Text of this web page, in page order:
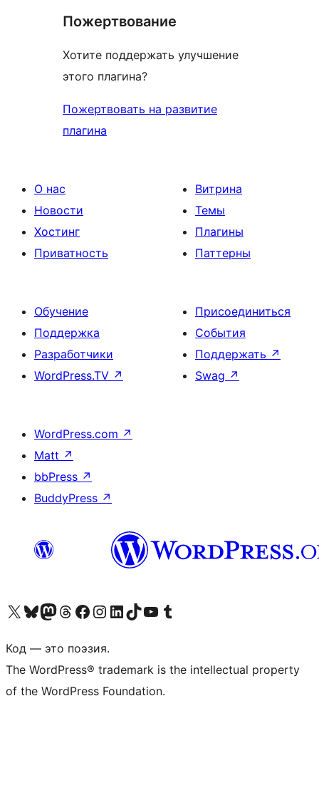
Пожертвование
Хотите поддержать улучшение
этого плагина?
Пожертвовать на развитие
плагина
О нас
Новости
Хостинг
Приватность
Витрина
Темы
Плагины
Паттерны
Обучение
Поддержка
Разработчики
WordPress.TV ↗
Присоединиться
События
Поддержать ↗
Swag ↗
WordPress.com ↗
Matt ↗
bbPress ↗
BuddyPress ↗
Посетите нас в X (ранее Twitter)
Посетите нашу учётную запись в Bluesky
Посетите нашу ленту в Mastodon
Посетите нашу учётную запись в Threads
Посетите нашу страницу на Facebook
Посетите наш Instagram
Посетите нашу страницу в LinkedIn
Посетите нашу учётную запись в TikTok
Посетите наш канал YouTube
Посетите нашу учётную запись в Tumblr
Код — это поэзия.
The WordPress® trademark is the intellectual property
of the WordPress Foundation.